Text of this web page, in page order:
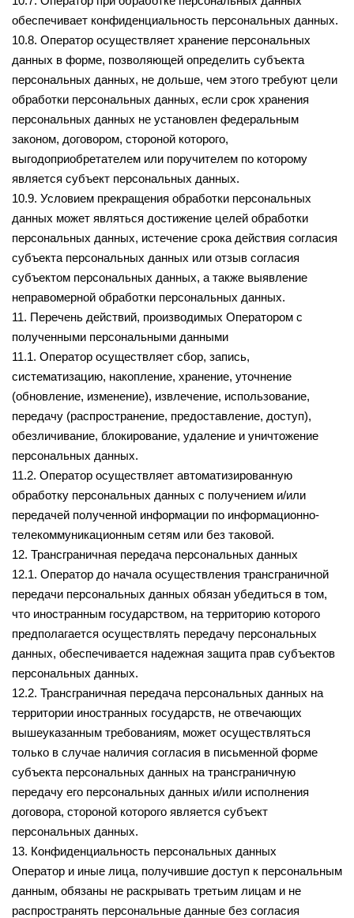
обеспечивает конфиденциальность персональных данных.
10.8. Оператор осуществляет хранение персональных
данных в форме, позволяющей определить субъекта
персональных данных, не дольше, чем этого требуют цели
обработки персональных данных, если срок хранения
персональных данных не установлен федеральным
законом, договором, стороной которого,
выгодоприобретателем или поручителем по которому
является субъект персональных данных.
10.9. Условием прекращения обработки персональных
данных может являться достижение целей обработки
персональных данных, истечение срока действия согласия
субъекта персональных данных или отзыв согласия
субъектом персональных данных, а также выявление
неправомерной обработки персональных данных.
11. Перечень действий, производимых Оператором с
полученными персональными данными
11.1. Оператор осуществляет сбор, запись,
систематизацию, накопление, хранение, уточнение
(обновление, изменение), извлечение, использование,
передачу (распространение, предоставление, доступ),
обезличивание, блокирование, удаление и уничтожение
персональных данных.
11.2. Оператор осуществляет автоматизированную
обработку персональных данных с получением и/или
передачей полученной информации по информационно-
телекоммуникационным сетям или без таковой.
12. Трансграничная передача персональных данных
12.1. Оператор до начала осуществления трансграничной
передачи персональных данных обязан убедиться в том,
что иностранным государством, на территорию которого
предполагается осуществлять передачу персональных
данных, обеспечивается надежная защита прав субъектов
персональных данных.
12.2. Трансграничная передача персональных данных на
территории иностранных государств, не отвечающих
вышеуказанным требованиям, может осуществляться
только в случае наличия согласия в письменной форме
субъекта персональных данных на трансграничную
передачу его персональных данных и/или исполнения
договора, стороной которого является субъект
персональных данных.
13. Конфиденциальность персональных данных
Оператор и иные лица, получившие доступ к персональным
данным, обязаны не раскрывать третьим лицам и не
распространять персональные данные без согласия